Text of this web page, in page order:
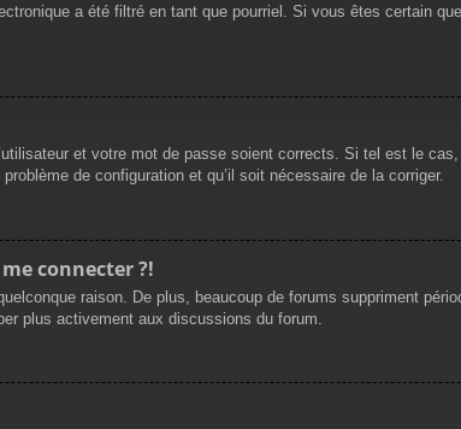
a été filtré en tant que pourriel. Si vous êtes certain
et votre mot de passe soient corrects. Si tel est le
de configuration et qu’il soit nécessaire de la corriger.
connecter ?!
raison. De plus, beaucoup de forums suppriment
plus activement aux discussions du forum.